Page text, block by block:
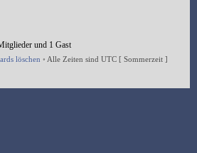
und 1 Gast
löschen • Alle Zeiten sind UTC [ Sommerzeit ]